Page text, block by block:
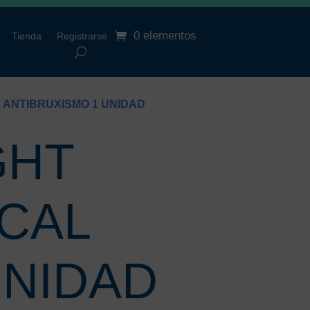
Tienda Registrarse 0 elementos
1 UNIDAD